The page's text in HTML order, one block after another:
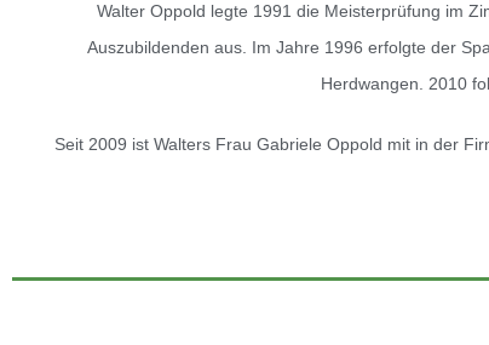
Walter Oppold legte 1991 die Meisterprüfung im
Auszubildenden aus. Im Jahre 1996 erfolgte der
Herdwangen. 2010
Seit 2009 ist Walters Frau Gabriele Oppold mit in der